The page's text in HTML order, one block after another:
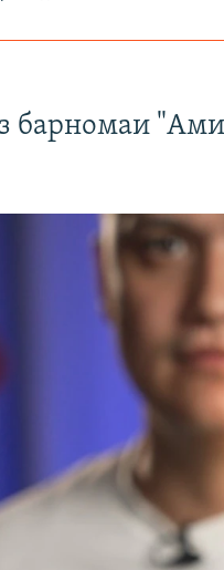
барномаи